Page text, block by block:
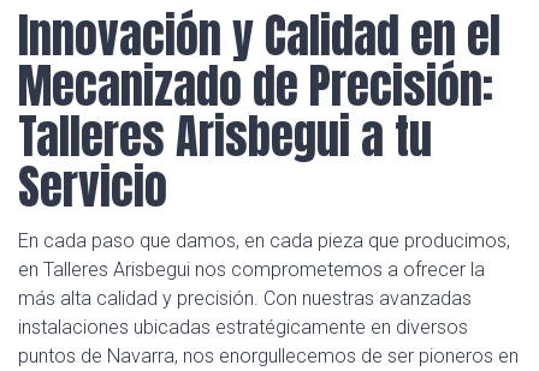
Innovación y Calidad en el
Mecanizado de Precisión:
Talleres Arisbegui a tu
Servicio
En cada paso que damos, en cada pieza que producimos,
en Talleres Arisbegui nos comprometemos a ofrecer la
más alta calidad y precisión. Con nuestras avanzadas
instalaciones ubicadas estratégicamente en diversos
puntos de Navarra, nos enorgullecemos de ser pioneros en